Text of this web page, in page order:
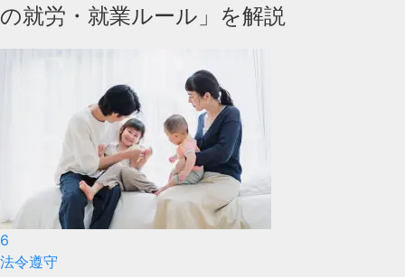
の就労・就業ルール」を解説
6
法令遵守